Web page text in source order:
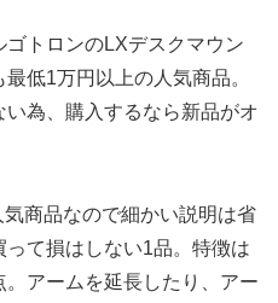
トロンのLXデスクマウン
低1万円以上の人気商品。
為、購入するなら新品がオ
商品なので細かい説明は省
て損はしない1品。特徴は
アームを延長したり、アー